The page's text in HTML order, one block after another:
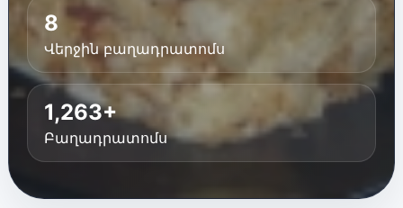
8
Վերջին բաղադրատոմս
1,263+
Բաղադրատոմս